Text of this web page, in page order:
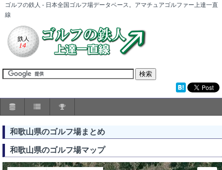
ゴルフの鉄人 - 日本全国ゴルフ場データベース。アマチュアゴルファー上達一直
線
和歌山県のゴルフ場まとめ
和歌山県のゴルフ場マップ